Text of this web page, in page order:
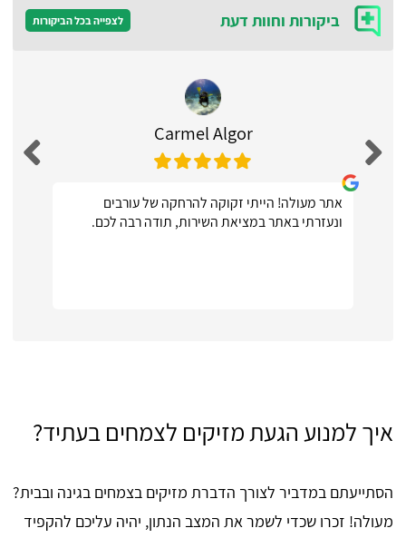
ביקורות וחוות דעת לצפייה בכל הביקורות
Carmel Algor
אתר מעולה! הייתי זקוקה להרחקה של עורבים
ונעזרתי באתר במציאת השירות, תודה רבה לכם.
איך למנוע הגעת מזיקים לצמחים בעתיד?
הסתייעתם במדביר לצורך הדברת מזיקים בצמחים בגינה ובבית?
מעולה! זכרו שכדי לשמר את המצב הנתון, יהיה עליכם להקפיד